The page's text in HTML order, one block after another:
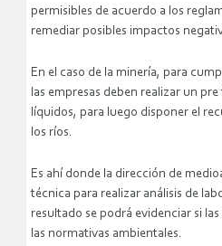
permisibles de acuerdo a los
remediar posibles impactos
En el caso de la minería, para
las empresas deben realizar un
líquidos, para luego disponer el
los ríos.
Es ahí donde la dirección de
técnica para realizar análisis de
resultado se podrá evidenciar si
las normativas ambientales.